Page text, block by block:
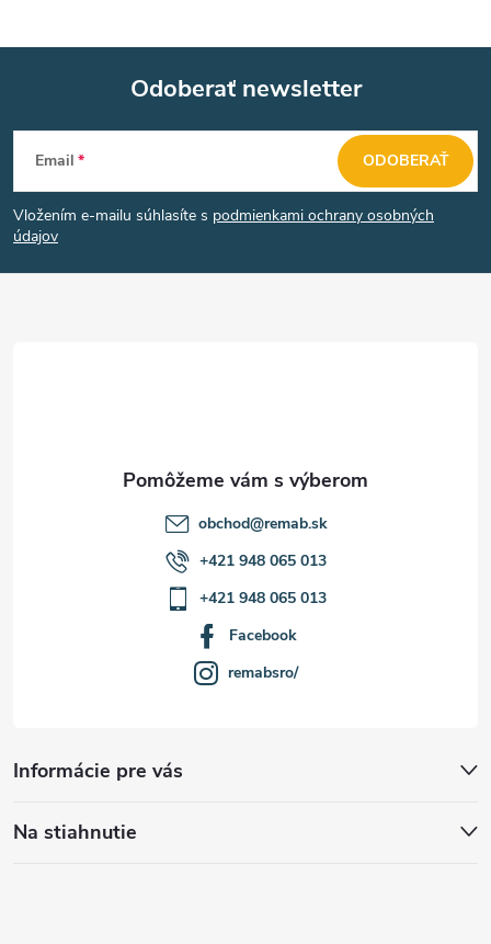
Z
á
p
Odoberať newsletter
Email
Vložením e-mailu súhlasíte s podmienkami ochrany osobných
údajov
ODOBERAŤ
Informácie pre vás
Na stiahnutie
obchod@remab.sk
+421 948 065 013
+421 948 065 013
Facebook
remabsro/